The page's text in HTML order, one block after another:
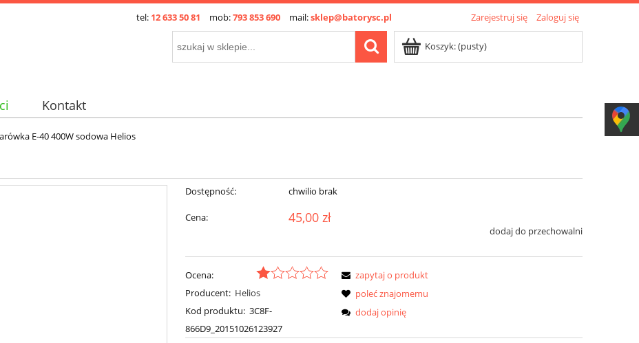
Zarejestruj się Zaloguj się
tel: 12 633 50 81 mob:793 853 690 mail:sklep@batorysc.pl
Koszyk:(pusty)
Kontakt
E-40 400W sodowa Helios
Dostępność: chwilio brak
Cena: 45,00 zł
dodaj do przechowalni
Ocena:
Producent: Helios
Kod produktu: 3C8F-
866D9_20151026123927
zapytaj o produkt
poleć znajomemu
dodaj opinię